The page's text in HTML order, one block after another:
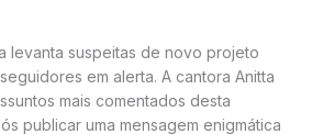
levanta suspeitas de novo projeto
em alerta. A cantora Anitta
mais comentados desta
publicar uma mensagem enigmática